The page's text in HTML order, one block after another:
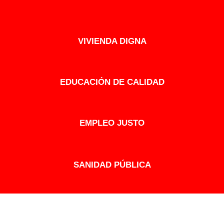
VIVIENDA DIGNA
EDUCACIÓN DE CALIDAD
EMPLEO JUSTO
SANIDAD PÚBLICA